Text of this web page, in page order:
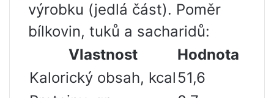
výrobku (jedlá část). Poměr
bílkovin, tuků a sacharidů:
Vlastnost
Hodnota
Kalorický obsah, kcal 51,6